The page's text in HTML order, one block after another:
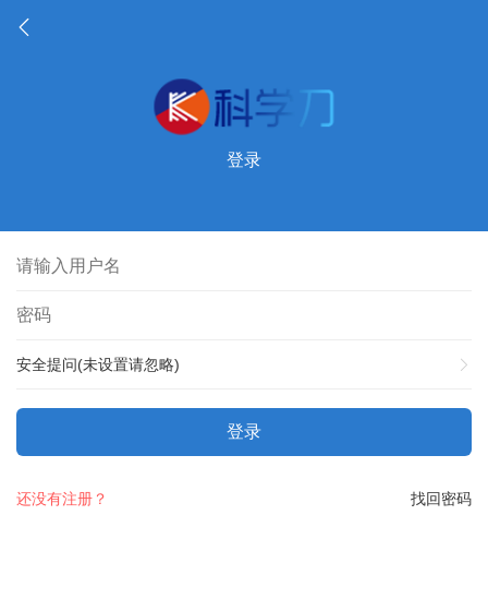
登录
安全提问(未设置请忽略)
登录
找回密码
还没有注册？